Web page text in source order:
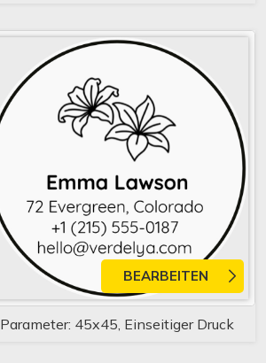
Parameter: 45x45, Einseitiger Druck
BEARBEITEN